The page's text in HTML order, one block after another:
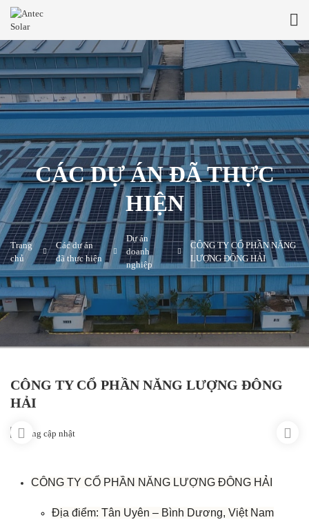
CÁC DỰ ÁN ĐÃ THỰC
HIỆN
Trang
chủ
Các dự án
đã thực hiện
Dự án
doanh
nghiệp
CÔNG TY CỔ PHẦN NĂNG
LƯỢNG ĐÔNG HẢI
CÔNG TY CỔ PHẦN NĂNG LƯỢNG ĐÔNG
HẢI
CÔNG TY CỔ PHẦN NĂNG LƯỢNG ĐÔNG HẢI
Địa điểm: Tân Uyên – Bình Dương, Việt Nam